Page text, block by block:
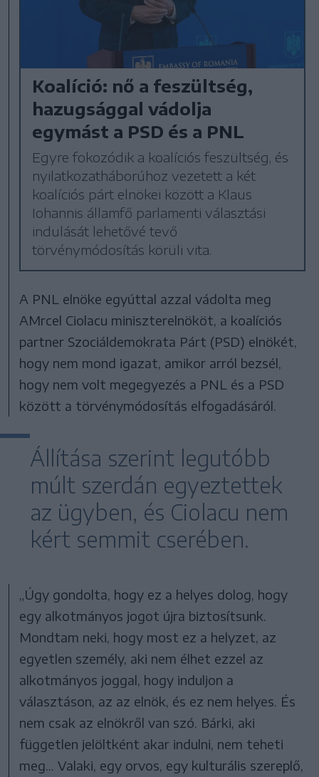
Koalíció: nő a feszültség,
hazugsággal vádolja
egymást a PSD és a PNL
Egyre fokozódik a koalíciós feszültség, és
nyilatkozatháborúhoz vezetett a két
koalíciós párt elnökei között a Klaus
Iohannis államfő parlamenti választási
indulását lehetővé tevő
törvénymódosítás körüli vita.
A PNL elnöke egyúttal azzal vádolta meg
AMrcel Ciolacu miniszterelnököt, a koalíciós
partner Szociáldemokrata Párt (PSD) elnökét,
hogy nem mond igazat, amikor arról bezsél,
hogy nem volt megegyezés a PNL és a PSD
között a törvénymódosítás elfogadásáról.
Állítása szerint legutóbb
múlt szerdán egyeztettek
az ügyben, és Ciolacu nem
kért semmit cserében.
„Úgy gondolta, hogy ez a helyes dolog, hogy
egy alkotmányos jogot újra biztosítsunk.
Mondtam neki, hogy most ez a helyzet, az
egyetlen személy, aki nem élhet ezzel az
alkotmányos joggal, hogy induljon a
választáson, az az elnök, és ez nem helyes. És
nem csak az elnökről van szó. Bárki, aki
független jelöltként akar indulni, nem teheti
meg... Valaki, egy orvos, egy kulturális szereplő,